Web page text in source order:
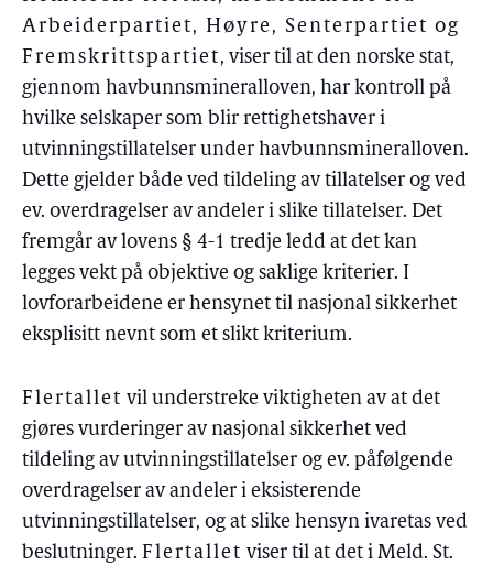
Arbeiderpartiet, Høyre, Senterpartiet og
Fremskrittspartiet, viser til at den norske stat,
gjennom havbunnsmineralloven, har kontroll på
hvilke selskaper som blir rettighetshaver i
utvinningstillatelser under havbunnsmineralloven.
Dette gjelder både ved tildeling av tillatelser og ved
ev. overdragelser av andeler i slike tillatelser. Det
fremgår av lovens § 4-1 tredje ledd at det kan
legges vekt på objektive og saklige kriterier. I
lovforarbeidene er hensynet til nasjonal sikkerhet
eksplisitt nevnt som et slikt kriterium.
Flertallet vil understreke viktigheten av at det
gjøres vurderinger av nasjonal sikkerhet ved
tildeling av utvinningstillatelser og ev. påfølgende
overdragelser av andeler i eksisterende
utvinningstillatelser, og at slike hensyn ivaretas ved
beslutninger. Flertallet viser til at det i Meld. St.